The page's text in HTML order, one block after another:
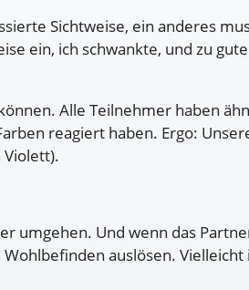
Sichtweise, ein anderes
ein, ich schwankte, und zu
Alle Teilnehmer haben
reagiert haben. Ergo:
umgehen. Und wenn das
auslösen. Vielleicht